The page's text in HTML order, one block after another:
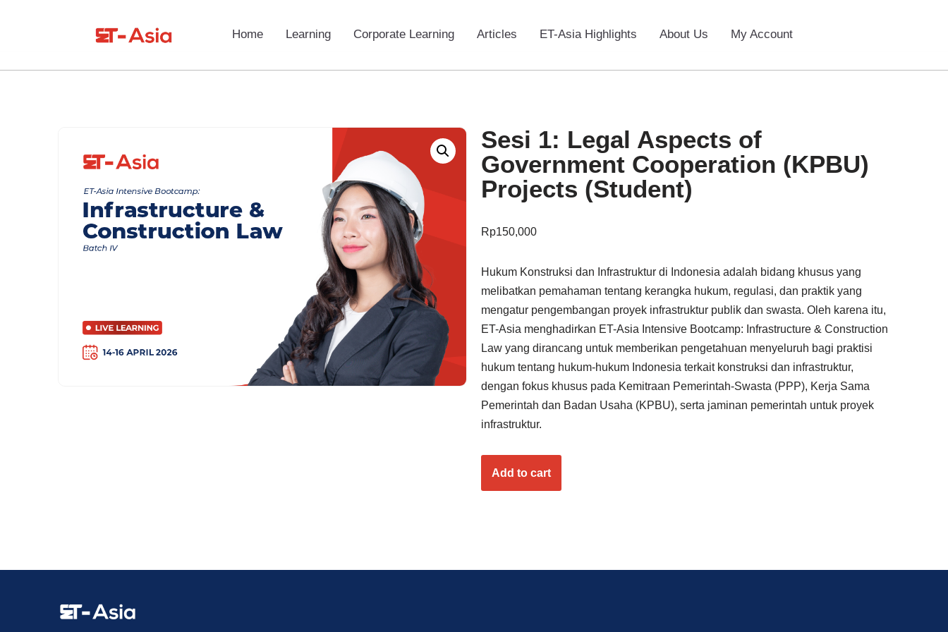
Home Learning Corporate Learning Articles ET-Asia Highlights About Us My Account
Sesi 1: Legal Aspects of
Government Cooperation (KPBU)
Projects (Student)
Rp150,000
Hukum Konstruksi dan Infrastruktur di Indonesia adalah bidang khusus yang
melibatkan pemahaman tentang kerangka hukum, regulasi, dan praktik yang
mengatur pengembangan proyek infrastruktur publik dan swasta. Oleh karena itu,
ET-Asia menghadirkan ET-Asia Intensive Bootcamp: Infrastructure & Construction
Law yang dirancang untuk memberikan pengetahuan menyeluruh bagi praktisi
hukum tentang hukum-hukum Indonesia terkait konstruksi dan infrastruktur,
dengan fokus khusus pada Kemitraan Pemerintah-Swasta (PPP), Kerja Sama
Pemerintah dan Badan Usaha (KPBU), serta jaminan pemerintah untuk proyek
infrastruktur.
Add to cart